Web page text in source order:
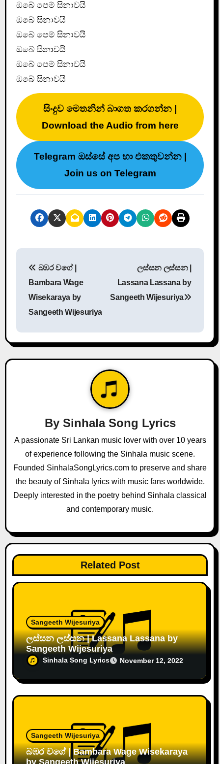
ඔබේ පෙම් සිනාවයි
ඔබේ සිනාවයි
ඔබේ පෙම් සිනාවයි
ඔබේ සිනාවයි
ඔබේ පෙම් සිනාවයි
ඔබේ සිනාවයි
සිංදුව මෙතනින් බාගත කරගන්න |
Download the Audio from here
Telegram ඔස්සේ අප හා එකතුවන්න |
Join us on Telegram
n
a
a
i
o
බඹර වගේ |
Bambara Wage
Wisekaraya by
Sangeeth Wijesuriya
ලස්සන ලස්සන |
Lassana Lassana by
Sangeeth Wijesuriya
By Sinhala Song Lyrics
A passionate Sri Lankan music lover with over 10 years
of experience following the Sinhala music scene.
Founded SinhalaSongLyrics.com to preserve and share
the beauty of Sinhala lyrics with music fans worldwide.
Deeply interested in the poetry behind Sinhala classical
and contemporary music.
Related Post
Sangeeth Wijesuriya
ලස්සන ලස්සන | Lassana Lassana by
Sangeeth Wijesuriya
Sinhala Song Lyrics November 12, 2022
Sangeeth Wijesuriya
බඹර වගේ | Bambara Wage Wisekaraya
by Sangeeth Wijesuriya